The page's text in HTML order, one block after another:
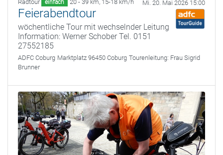
Radtour einfach 20 - 39 km, 15-18 km/h Mi. 20. Mai 2026 15:00
Feierabendtour
wöchentliche Tour mit wechselnder Leitung
Information: Werner Schober Tel. 0151
27552185
ADFC Coburg Marktplatz 96450 Coburg Tourenleitung: Frau Sigrid
Brunner